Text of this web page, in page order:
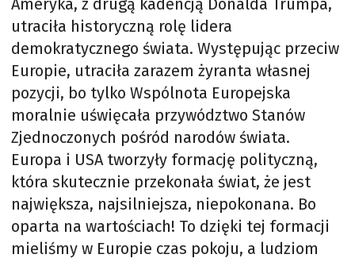
Ameryka, z drugą kadencją Donalda Trumpa,
utraciła historyczną rolę lidera
demokratycznego świata. Występując przeciw
Europie, utraciła zarazem żyranta własnej
pozycji, bo tylko Wspólnota Europejska
moralnie uświęcała przywództwo Stanów
Zjednoczonych pośród narodów świata.
Europa i USA tworzyły formację polityczną,
która skutecznie przekonała świat, że jest
największa, najsilniejsza, niepokonana. Bo
oparta na wartościach! To dzięki tej formacji
mieliśmy w Europie czas pokoju, a ludziom